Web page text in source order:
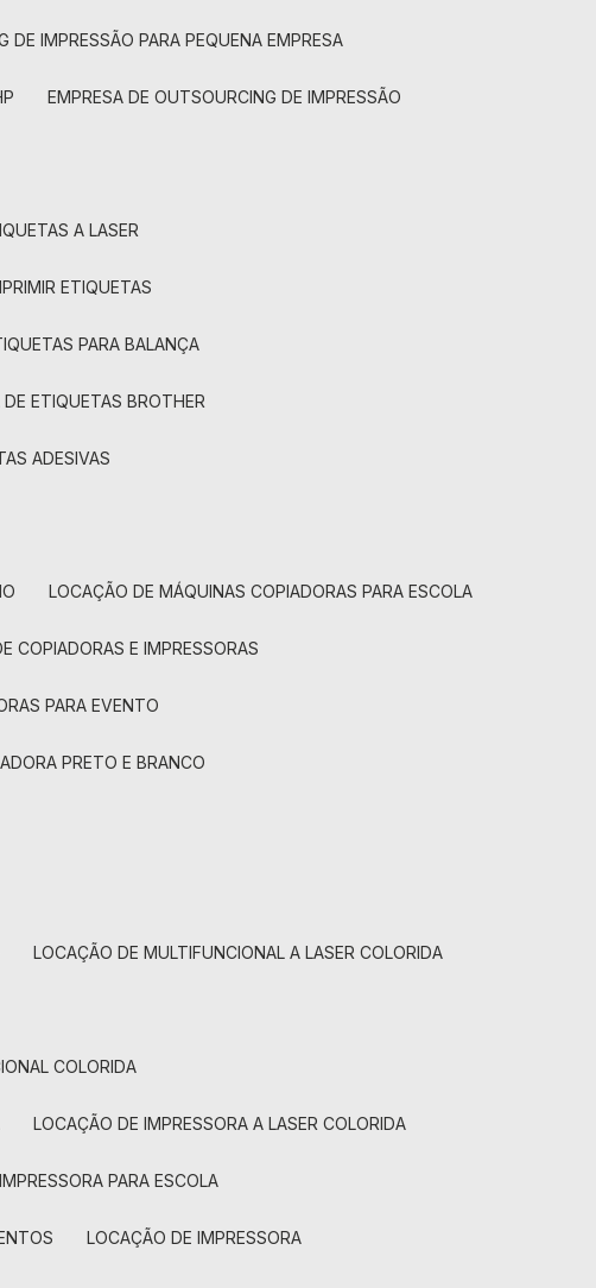
DE IMPRESSÃO PARA PEQUENA EMPRESA
EMPRESA DE OUTSOURCING DE IMPRESSÃO
A LASER
ETIQUETAS
PARA BALANÇA
DE ETIQUETAS BROTHER
ADESIVAS
LOCAÇÃO DE MÁQUINAS COPIADORAS PARA ESCOLA
COPIADORAS E IMPRESSORAS
PARA EVENTO
PRETO E BRANCO
LOCAÇÃO DE MULTIFUNCIONAL A LASER COLORIDA
COLORIDA
LOCAÇÃO DE IMPRESSORA A LASER COLORIDA
PARA ESCOLA
LOCAÇÃO DE IMPRESSORA